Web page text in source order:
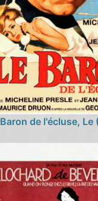
Baron de l'écluse, Le